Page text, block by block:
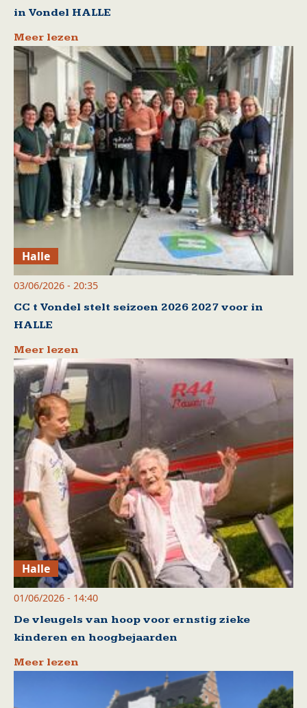
in Vondel HALLE
Meer lezen
Halle
03/06/2026 - 20:35
CC t Vondel stelt seizoen 2026 2027 voor in
HALLE
Meer lezen
Halle
01/06/2026 - 14:40
De vleugels van hoop voor ernstig zieke
kinderen en hoogbejaarden
Meer lezen